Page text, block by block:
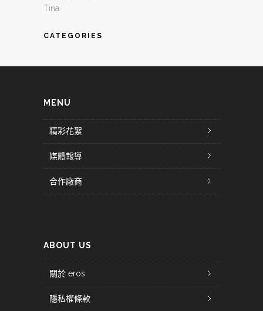
Tina
CATEGORIES
MENU
精彩花絮
媒體報導
合作廠商
ABOUT US
關於 eros
隱私權條款